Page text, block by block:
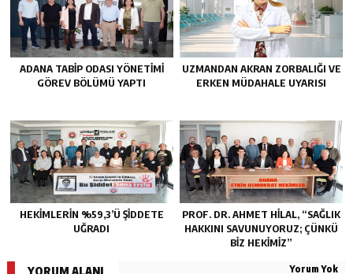
ADANA TABIP ODASI YÖNETIMI
GÖREV BÖLÜMÜ YAPTI
UZMANDAN AKRAN ZORBALIĞI VE
ERKEN MÜDAHALE UYARISI
HEKİMLERİN %59,3’Ü ŞİDDETE
UĞRADI
PROF. DR. AHMET HILAL, “SAĞLIK
HAKKINI SAVUNUYORUZ; ÇÜNKÜ
BIZ HEKIMIZ”
Yorum Yok